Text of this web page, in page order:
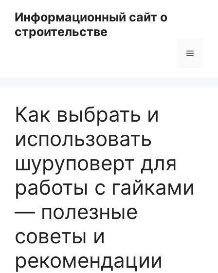
содержимому
Информационный сайт о
строительстве
Меню
Как выбрать и
использовать
шуруповерт для
работы с гайками
— полезные
советы и
рекомендации